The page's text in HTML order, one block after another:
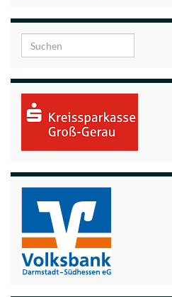
Search for: